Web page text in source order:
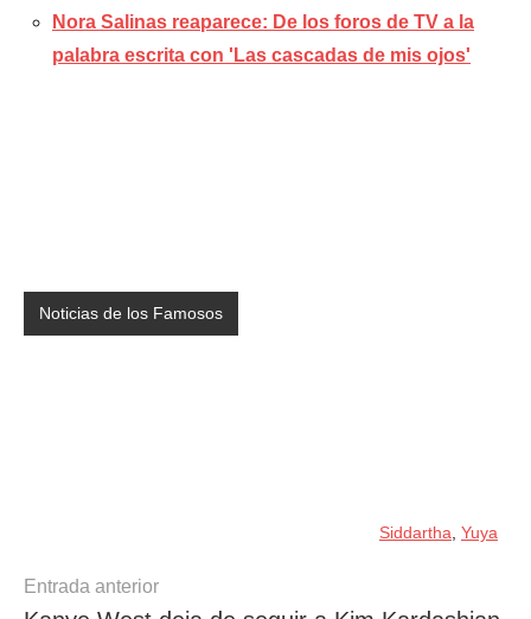
Nora Salinas reaparece: De los foros de TV a la
palabra escrita con 'Las cascadas de mis ojos'
Noticias de los Famosos
Siddartha Yuya
Navegación
Entrada anterior